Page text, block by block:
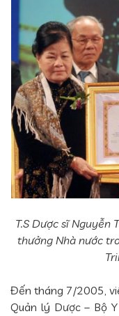
T.S Dược sĩ Nguyễn
thưởng Nhà nước
Đến tháng 7/2005,
Quản lý Dược – Bộ